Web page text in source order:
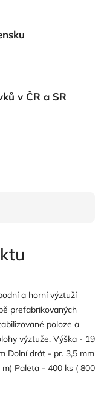
v ČR a SR
a horní výztuží
prefabrikovaných
poloze a
výztuže. Výška - 19
Dolní drát - pr. 3,5 mm
Paleta - 400 ks ( 800